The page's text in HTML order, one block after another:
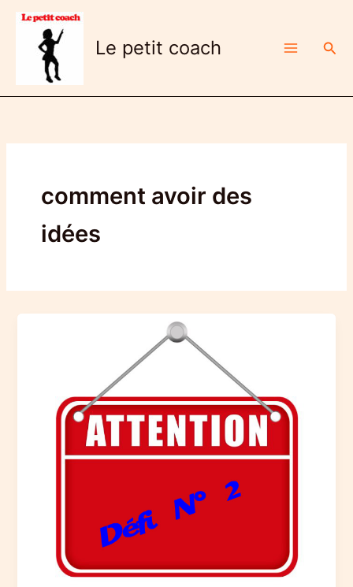
Aller
contenu
Le petit coach
comment avoir des
idées